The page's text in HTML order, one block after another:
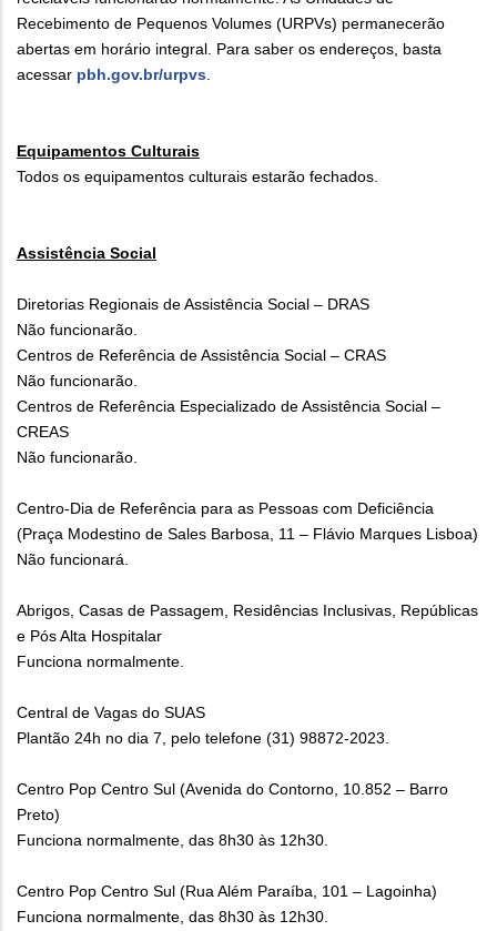
Recebimento de Pequenos Volumes (URPVs) permanecerão
abertas em horário integral. Para saber os endereços, basta
acessar pbh.gov.br/urpvs.
Equipamentos Culturais
Todos os equipamentos culturais estarão fechados.
Assistência Social
Diretorias Regionais de Assistência Social – DRAS
Não funcionarão.
Centros de Referência de Assistência Social – CRAS
Não funcionarão.
Centros de Referência Especializado de Assistência Social –
CREAS
Não funcionarão.
Centro-Dia de Referência para as Pessoas com Deficiência
(Praça Modestino de Sales Barbosa, 11 – Flávio Marques Lisboa)
Não funcionará.
Abrigos, Casas de Passagem, Residências Inclusivas, Repúblicas
e Pós Alta Hospitalar
Funciona normalmente.
Central de Vagas do SUAS
Plantão 24h no dia 7, pelo telefone (31) 98872-2023.
Centro Pop Centro Sul (Avenida do Contorno, 10.852 – Barro
Preto)
Funciona normalmente, das 8h30 às 12h30.
Centro Pop Centro Sul (Rua Além Paraíba, 101 – Lagoinha)
Funciona normalmente, das 8h30 às 12h30.